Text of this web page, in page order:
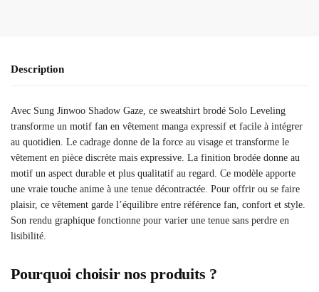
Description
Avec Sung Jinwoo Shadow Gaze, ce sweatshirt brodé Solo Leveling
transforme un motif fan en vêtement manga expressif et facile à intégrer
au quotidien. Le cadrage donne de la force au visage et transforme le
vêtement en pièce discrète mais expressive. La finition brodée donne au
motif un aspect durable et plus qualitatif au regard. Ce modèle apporte
une vraie touche anime à une tenue décontractée. Pour offrir ou se faire
plaisir, ce vêtement garde l’équilibre entre référence fan, confort et style.
Son rendu graphique fonctionne pour varier une tenue sans perdre en
lisibilité.
Pourquoi choisir nos produits ?